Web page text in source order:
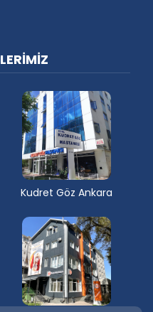
Kudret Göz Ankara